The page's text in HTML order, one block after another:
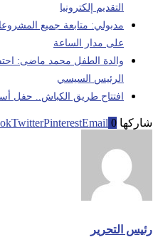
التقديم إلكترونيا
مدبولي: متابعة جميع
على مدار الساعة
والدة الطفل محمد ماضى:
الرئيس السيسي
افتتاح طريق الكباش.. حفل
شاركها 0
TwitterPinterestEmail
رئيس التحرير